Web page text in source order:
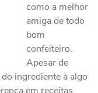
como a melhor
amiga de todo
bom
confeiteiro.
Apesar de
ingrediente à algo